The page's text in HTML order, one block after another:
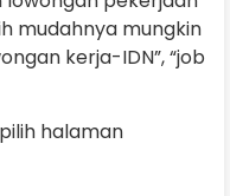
mudahnya mungkin
kerja-IDN”, “job
halaman